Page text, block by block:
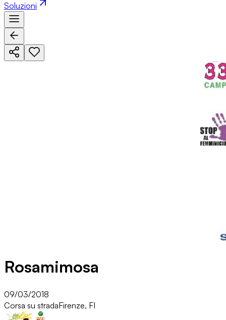
Soluzioni
Rosamimosa
09/03/2018
Corsa su stradaFirenze, FI